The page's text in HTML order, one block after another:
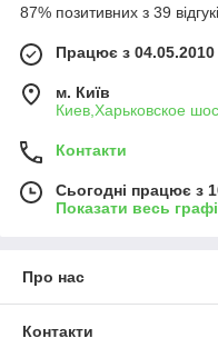
87% позитивних з 39
Працює з 04.05.2010
м. Київ
Киев,Харьковское
Контакти
Сьогодні працює з
Показати весь
Про нас
Контакти